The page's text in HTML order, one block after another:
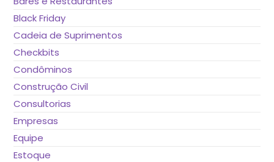
Black Friday
Cadeia de Suprimentos
Checkbits
Condôminos
Construção Civil
Consultorias
Empresas
Equipe
Estoque